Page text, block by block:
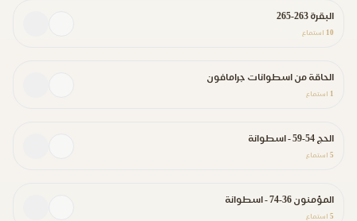
البقرة 263-265
10 استماع
الحاقة من اسطوانات جرامافون
1 استماع
الحج 54-59 - اسطوانة
5 استماع
المؤمنون 36-74 - اسطوانة
5 استماع